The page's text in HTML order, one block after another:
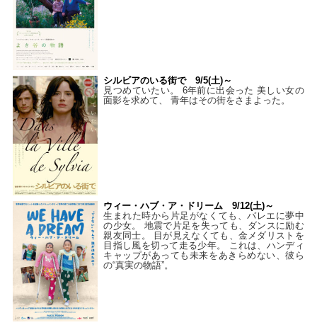
シルビアのいる街で 9/5(土)～
見つめていたい。 6年前に出会った 美しい女の
面影を求めて、 青年はその街をさまよった。
ウィー・ハブ・ア・ドリーム 9/12(土)～
生まれた時から片足がなくても、バレエに夢中
の少女。 地震で片足を失っても、ダンスに励む
親友同士。 目が見えなくても、金メダリストを
目指し風を切って走る少年。 これは、ハンディ
キャップがあっても未来をあきらめない、彼ら
の“真実の物語”。